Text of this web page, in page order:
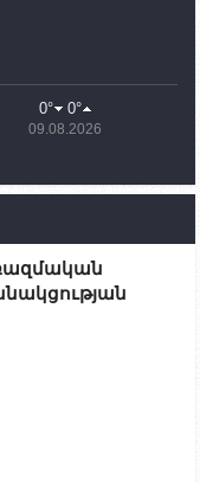
շատ, շատ օգտակար
կմեկնի
զոհվածների
բռնի տեղահանված
0° 0°
09.08.2026
ռազմական